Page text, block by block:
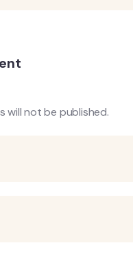
will not be published.